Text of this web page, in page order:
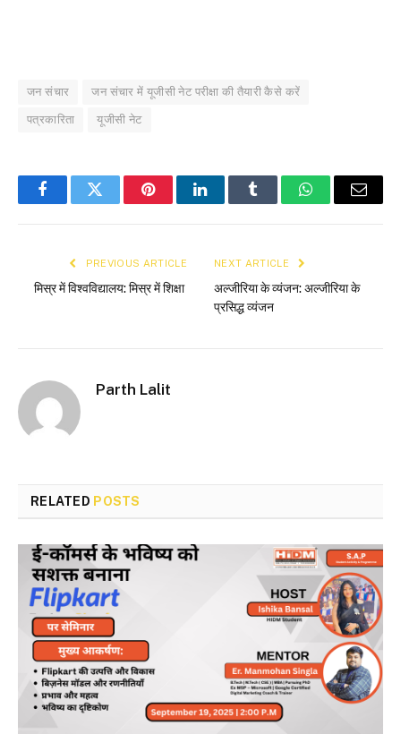
जन संचार जन संचार में यूजीसी नेट परीक्षा की तैयारी कैसे करें
पत्रकारिता यूजीसी नेट
FacebookTwitter PinterestLinkedInTumblr WhatsAppEmail
PREVIOUS ARTICLE
मिस्र में विश्वविद्यालय: मिस्र में शिक्षा
NEXT ARTICLE
अल्जीरिया के व्यंजन: अल्जीरिया के
प्रसिद्ध व्यंजन
Parth Lalit
RELATED POSTS